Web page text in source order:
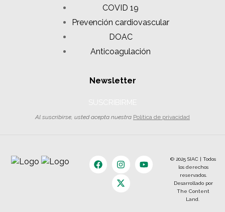
COVID 19
Prevención cardiovascular
DOAC
Anticoagulación
Newsletter
Al suscribirse, usted acepta nuestra Política de privacidad
© 2025 SIAC | Todos
los derechos
reservados.
Desarrollado por
The Content
Land.